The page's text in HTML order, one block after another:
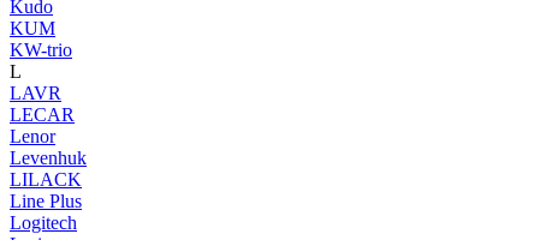
Kudo
KUM
KW-trio
L
LAVR
LECAR
Lenor
Levenhuk
LILACK
Line Plus
Logitech